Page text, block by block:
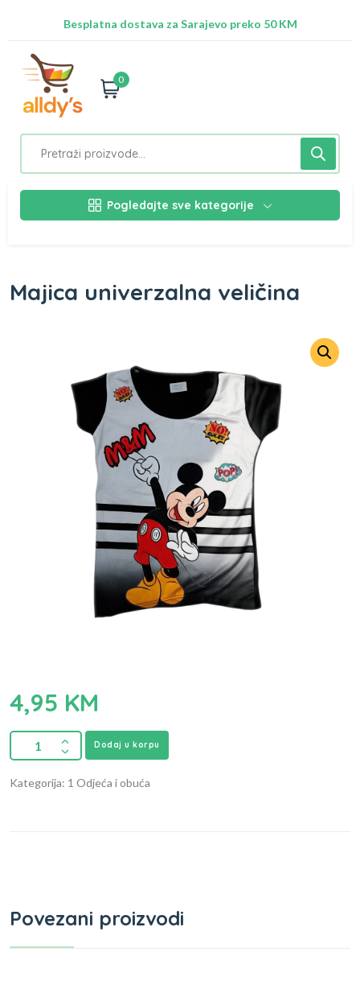
Besplatna dostava za Sarajevo preko 50 KM
0
Pogledajte sve kategorije
Majica univerzalna veličina
4,95 KM
Dodaj u korpu
Kategorija: 1 Odjeća i obuća
Povezani proizvodi